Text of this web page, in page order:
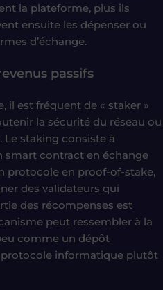
la plateforme, plus ils
ensuite les dépenser ou
d’échange.
passifs
il est fréquent de « staker »
la sécurité du réseau ou
Le staking consiste à
smart contract en échange
protocole en proof-of-stake,
des validateurs qui
des récompenses est
peut ressembler à la
comme un dépôt
informatique plutôt